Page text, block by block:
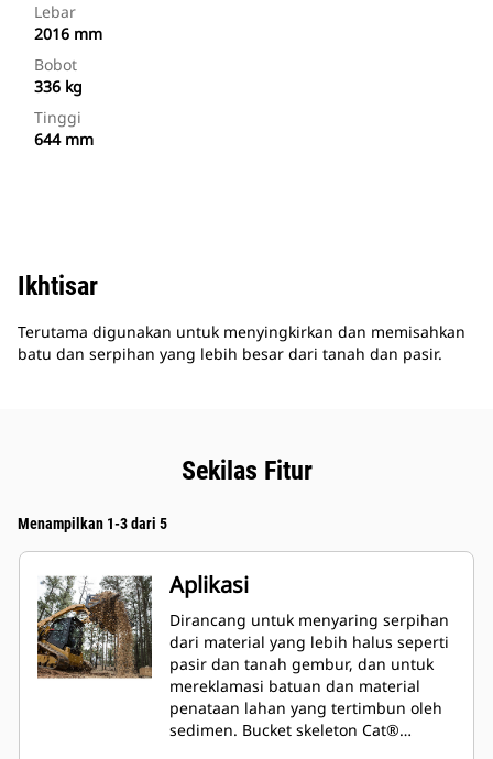
Lebar
2016 mm
Bobot
336 kg
Tinggi
644 mm
Ikhtisar
Terutama digunakan untuk menyingkirkan dan memisahkan
batu dan serpihan yang lebih besar dari tanah dan pasir.
Sekilas Fitur
Menampilkan 1-3 dari 5
Aplikasi
Dirancang untuk menyaring serpihan
dari material yang lebih halus seperti
pasir dan tanah gembur, dan untuk
mereklamasi batuan dan material
penataan lahan yang tertimbun oleh
sedimen. Bucket skeleton Cat®